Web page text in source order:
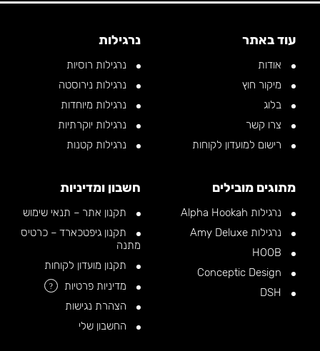
עוד באתר
אודות
מיקור חוץ
בלוג
צרו קשר
רישום למועדון לקוחות
נרגילות
נרגילות רוסיות
נרגילות נירוסטה
נרגילות מיוחדות
נרגילות יוקרתיות
נרגילות קטנות
מתוגים מובילים
נרגילות Alpha Hookah
נרגילות Amy Deluxe
חשבון ומדיניות
תקנון אתר – תנאי שימוש
תקנון גיפטכארד – כרטיס
מתנה
תקנון מועדון לקוחות
מדיניות פרטיות
?
הצהרת נגישות
החשבון שלי